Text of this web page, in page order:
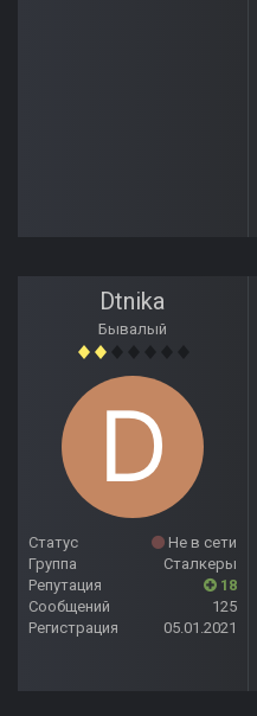
Dtnika
Бывалый
Статус
Не в сети
Группа
Сталкеры
Репутация
18
Сообщений
125
Регистрация
05.01.2021